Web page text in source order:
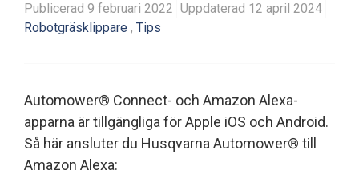
Publicerad 9 februari 2022 Uppdaterad 12 april 2024
Robotgräsklippare , Tips
Automower® Connect- och Amazon Alexa-
apparna är tillgängliga för Apple iOS och Android.
Så här ansluter du Husqvarna Automower® till
Amazon Alexa: